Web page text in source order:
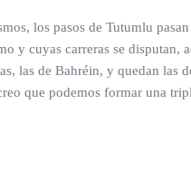
los pasos de Tutumlu
y cuyas carreras se
las de Bahréin, y quedan
que podemos formar una